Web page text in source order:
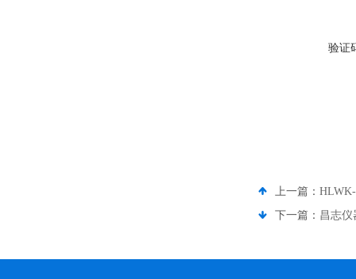
验证
上一篇：
下一篇： 昌志仪